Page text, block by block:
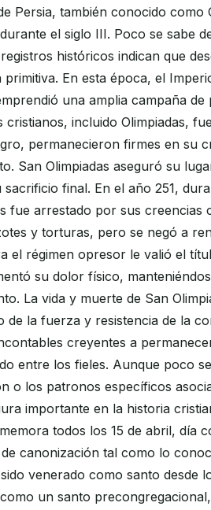
Persia, también conocido
el siglo III. Poco se sabe
históricos indican que
primitiva. En esta época, el
una amplia campaña
cristianos, incluido Olimpiadas,
permanecieron firmes en su
San Olimpiadas aseguró su
final. En el año 251,
fue arrestado por sus creencias
y torturas, pero se negó a
el régimen opresor le valió el
su dolor físico,
La vida y muerte de San
de la fuerza y resistencia de la
creyentes a
entre los fieles. Aunque poco
o los patronos específicos
importante en la historia
todos los 15 de abril, día
canonización tal como lo
venerado como santo desde
un santo